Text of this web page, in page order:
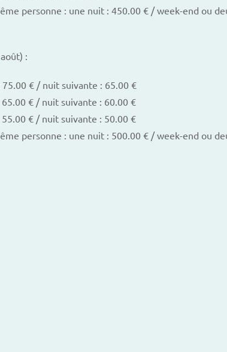
personne : une nuit : 450.00 € / week-end ou
:
€ / nuit suivante : 65.00 €
€ / nuit suivante : 60.00 €
€ / nuit suivante : 50.00 €
personne : une nuit : 500.00 € / week-end ou